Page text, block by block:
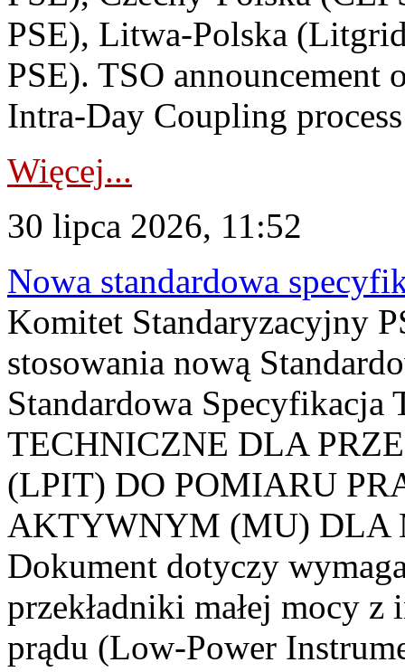
PSE), Litwa-Polska
PSE). TSO announcement
Intra-Day Coupling
Więcej...
30 lipca 2026, 11:52
Nowa standardowa
Komitet Standaryzacyjny
stosowania nową
Standardowa
TECHNICZNE DLA
(LPIT) DO POMIARU
AKTYWNYM (MU) DLA
Dokument dotyczy
przekładniki małej mocy
prądu (Low-Power